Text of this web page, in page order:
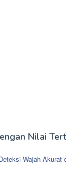
Nilai
Wajah Akurat